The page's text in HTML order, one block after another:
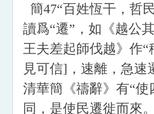
簡47“百姓恆干，哲
讀爲“遷”，如《越公
王夫差起師伐越》作“
見可信]，速離，急速
清華簡《禱辭》有“
同，是使民遷徙而來